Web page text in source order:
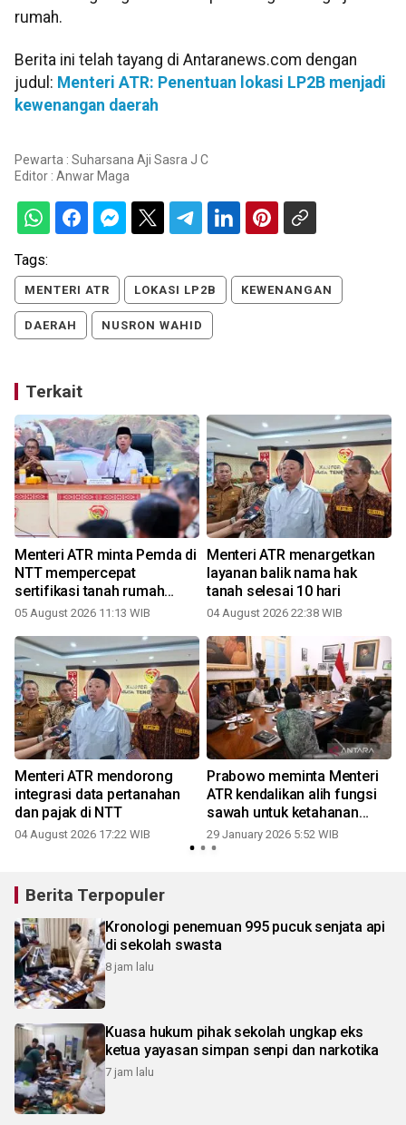
rumah.
Berita ini telah tayang di Antaranews.com dengan
judul: Menteri ATR: Penentuan lokasi LP2B menjadi
kewenangan daerah
Pewarta : Suharsana Aji Sasra J C
Editor : Anwar Maga
Tags:
MENTERI ATR LOKASI LP2B KEWENANGAN
DAERAH NUSRON WAHID
Terkait
Menteri ATR minta Pemda di
NTT mempercepat
sertifikasi tanah rumah
ibadah
05 August 2026 11:13 WIB
Menteri ATR menargetkan
layanan balik nama hak
tanah selesai 10 hari
04 August 2026 22:38 WIB
Menteri ATR mendorong
integrasi data pertanahan
dan pajak di NTT
04 August 2026 17:22 WIB
Prabowo meminta Menteri
ATR kendalikan alih fungsi
sawah untuk ketahanan
pangan
29 January 2026 5:52 WIB
Berita Terpopuler
Kronologi penemuan 995 pucuk senjata api
di sekolah swasta
8 jam lalu
Kuasa hukum pihak sekolah ungkap eks
ketua yayasan simpan senpi dan narkotika
7 jam lalu